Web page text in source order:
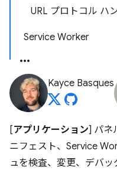
URL プロトコル ハ
Service Worker
Kayce Basques
[アプリケーション] パネ
ニフェスト、Service
ュを検査、変更、デバッ